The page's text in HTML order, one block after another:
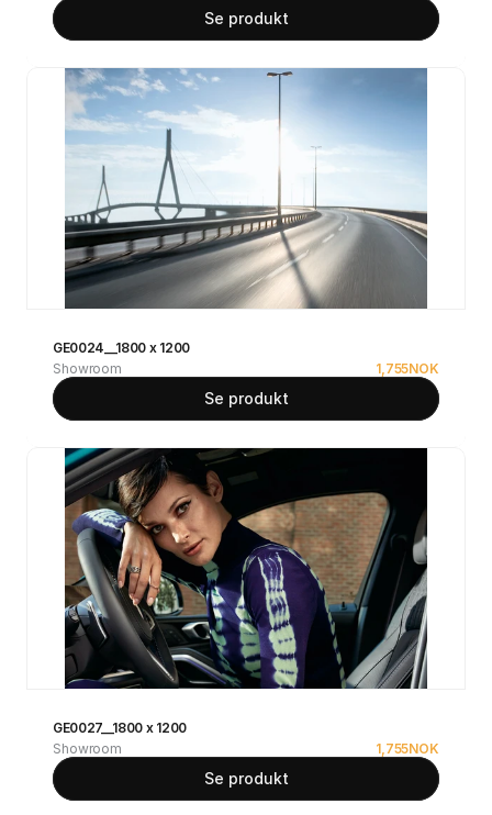
Se produkt
GE0024__1800 x 1200
Showroom
1,755NOK
Se produkt
GE0027__1800 x 1200
Showroom
1,755NOK
Se produkt